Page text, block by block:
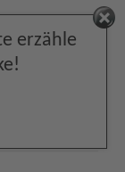
erzähle